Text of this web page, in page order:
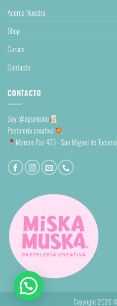
Acerca Nuestro
Shop
Cursos
Contacto
CONTACTO
Soy@aguresino
Pastelería creativa
Marcos Paz 473 - San Miguel de
Copyright 2026